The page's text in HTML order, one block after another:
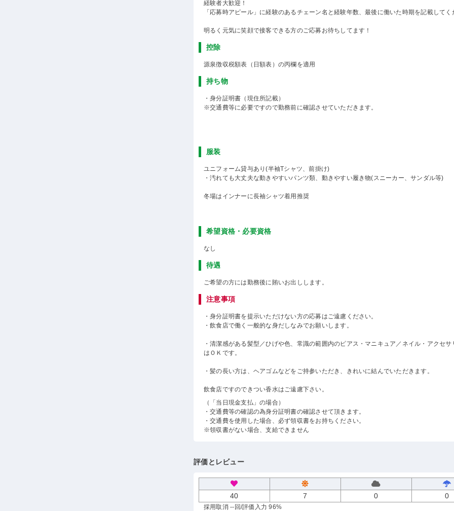
経験者大歓迎！
「応募時アピール」に経験のあるチェーン名と経験年数、最後に働いた時期を記載してく
明るく元気に笑顔で接客できる方のご応募お待ちしてます！
控除
源泉徴収税額表（日額表）の丙欄を適用
持ち物
・身分証明書（現住所記載）
※交通費等に必要ですので勤務前に確認させていただきます。
服装
ユニフォーム貸与あり(半袖Tシャツ、前掛け)
・汚れても大丈夫な動きやすいパンツ類、動きやすい履き物(スニーカー、サンダル等)
冬場はインナーに長袖シャツ着用推奨
希望資格・必要資格
なし
待遇
ご希望の方には勤務後に賄いお出しします。
注意事項
・身分証明書を提示いただけない方の応募はご遠慮ください。
・飲食店で働く一般的な身だしなみでお願いします。
・清潔感がある髪型／ひげや色、常識の範囲内のピアス・マニキュア／ネイル・アクセサ
はＯＫです。
・髪の長い方は、ヘアゴムなどをご持参いただき、きれいに結んでいただきます。
飲食店ですのできつい香水はご遠慮下さい。
（「当日現金支払」の場合）
・交通費等の確認の為身分証明書の確認させて頂きます。
・交通費を使用した場合、必ず領収書をお持ちください。
※領収書がない場合、支給できません
評価とレビュー
40 7 0 0
採用取消 --回/評価入力 96%